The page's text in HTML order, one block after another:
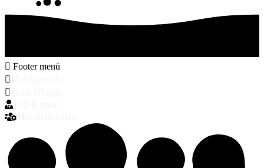
Footer menü